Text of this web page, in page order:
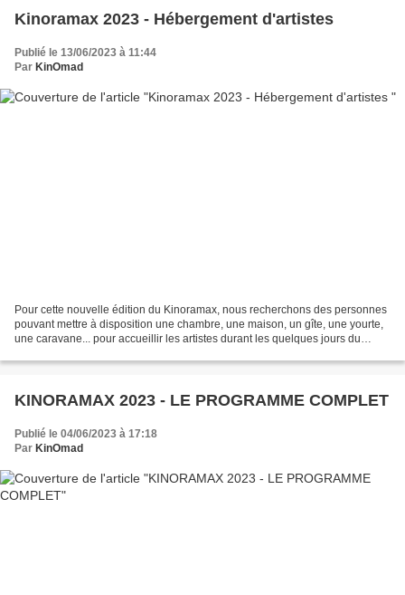
Kinoramax 2023 - Hébergement d'artistes
Publié le 13/06/2023 à 11:44
Par KinOmad
Pour cette nouvelle édition du Kinoramax, nous recherchons des personnes
pouvant mettre à disposition une chambre, une maison, un gîte, une yourte,
une caravane... pour accueillir les artistes durant les quelques jours du
KINORAMAX 2023 - LE PROGRAMME COMPLET
Publié le 04/06/2023 à 17:18
Par KinOmad